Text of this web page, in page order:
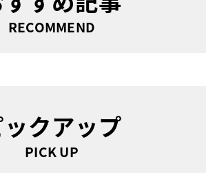
RECOMMEND
ックアップ
PICK UP